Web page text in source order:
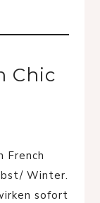
Chic
French
Winter.
sofort